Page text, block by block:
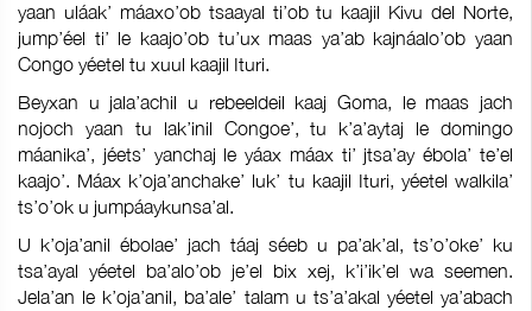
yaan uláak’ máaxo’ob tsaayal ti’ob tu kaajil Kivu del Norte,
jump’éel ti’ le kaajo’ob tu’ux maas ya’ab kajnáalo’ob yaan
Congo yéetel tu xuul kaajil Ituri.
Beyxan u jala’achil u rebeeldeil kaaj Goma, le maas jach
nojoch yaan tu lak’inil Congoe’, tu k’a’aytaj le domingo
máanika’, jéets’ yanchaj le yáax máax ti’ jtsa’ay ébola’ te’el
kaajo’. Máax k’oja’anchake’ luk’ tu kaajil Ituri, yéetel walkila’
ts’o’ok u jumpáaykunsa’al.
U k’oja’anil ébolae’ jach táaj séeb u pa’ak’al, ts’o’oke’ ku
tsa’ayal yéetel ba’alo’ob je’el bix xej, k’i’ik’el wa seemen.
Jela’an le k’oja’anil, ba’ale’ talam u ts’a’akal yéetel ya’abach